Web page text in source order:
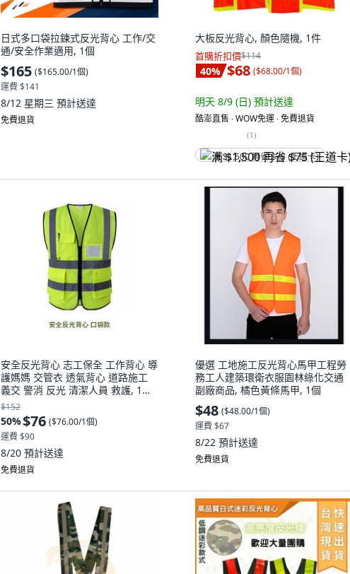
日式多口袋拉鍊式反光背心 工作/交
通/安全作業適用, 1個
$165 ($165.00/1個)
運費 $141
8/12 星期三 預計送達
免費退貨
大板反光背心, 顏色隨機, 1件
首購折扣價$114
40% $68 ($68.00/1個)
明天 8/9 (日) 預計送達
酷澎直售 ∙ WOW免運 ∙ 免費退貨
(1)
满 $1,500 再省 $75 (王道卡)
安全反光背心 志工保全 工作背心 導
護媽媽 交管衣 透氣背心 道路施工
義交 警消 反光 清潔人員 救護, 1個,
升級口袋款2XL-反光
$152
50%$76 ($76.00/1個)
運費 $90
8/20 預計送達
免費退貨
優選 工地施工反光背心馬甲工程勞
務工人建築環衛衣服園林綠化交通
副廠商品, 橘色黃條馬甲, 1個
$48 ($48.00/1個)
運費 $67
8/22 預計送達
免費退貨